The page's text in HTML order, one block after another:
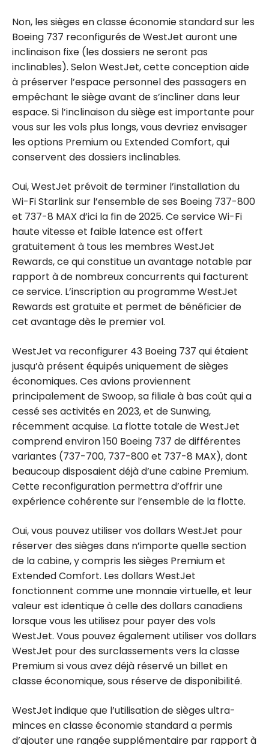
Non, les sièges en classe économie standard sur les
Boeing 737 reconfigurés de WestJet auront une
inclinaison fixe (les dossiers ne seront pas
inclinables). Selon WestJet, cette conception aide
à préserver l’espace personnel des passagers en
empêchant le siège avant de s’incliner dans leur
espace. Si l’inclinaison du siège est importante pour
vous sur les vols plus longs, vous devriez envisager
les options Premium ou Extended Comfort, qui
conservent des dossiers inclinables.
Oui, WestJet prévoit de terminer l’installation du
Wi-Fi Starlink sur l’ensemble de ses Boeing 737-800
et 737-8 MAX d’ici la fin de 2025. Ce service Wi-Fi
haute vitesse et faible latence est offert
gratuitement à tous les membres WestJet
Rewards, ce qui constitue un avantage notable par
rapport à de nombreux concurrents qui facturent
ce service. L’inscription au programme WestJet
Rewards est gratuite et permet de bénéficier de
cet avantage dès le premier vol.
WestJet va reconfigurer 43 Boeing 737 qui étaient
jusqu’à présent équipés uniquement de sièges
économiques. Ces avions proviennent
principalement de Swoop, sa filiale à bas coût qui a
cessé ses activités en 2023, et de Sunwing,
récemment acquise. La flotte totale de WestJet
comprend environ 150 Boeing 737 de différentes
variantes (737-700, 737-800 et 737-8 MAX), dont
beaucoup disposaient déjà d’une cabine Premium.
Cette reconfiguration permettra d’offrir une
expérience cohérente sur l’ensemble de la flotte.
Oui, vous pouvez utiliser vos dollars WestJet pour
réserver des sièges dans n’importe quelle section
de la cabine, y compris les sièges Premium et
Extended Comfort. Les dollars WestJet
fonctionnent comme une monnaie virtuelle, et leur
valeur est identique à celle des dollars canadiens
lorsque vous les utilisez pour payer des vols
WestJet. Vous pouvez également utiliser vos dollars
WestJet pour des surclassements vers la classe
Premium si vous avez déjà réservé un billet en
classe économique, sous réserve de disponibilité.
WestJet indique que l’utilisation de sièges ultra-
minces en classe économie standard a permis
d’ajouter une rangée supplémentaire par rapport à